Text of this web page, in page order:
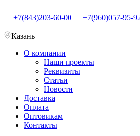
+7(843)203-60-00 +7(960)057-95-92
Казань
О компании
Наши проекты
Реквизиты
Статьи
Новости
Доставка
Оплата
Оптовикам
Контакты